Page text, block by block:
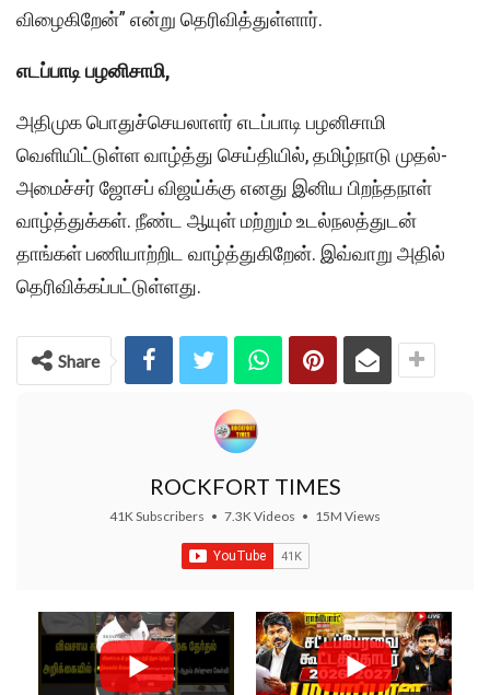
விழைகிறேன்” என்று தெரிவித்துள்ளார்.
எடப்பாடி பழனிசாமி,
அதிமுக பொதுச்செயலாளர் எடப்பாடி பழனிசாமி
வெளியிட்டுள்ள வாழ்த்து செய்தியில், தமிழ்நாடு முதல்-
அமைச்சர் ஜோசப் விஜய்க்கு எனது இனிய பிறந்தநாள்
வாழ்த்துக்கள். நீண்ட ஆயுள் மற்றும் உடல்நலத்துடன்
தாங்கள் பணியாற்றிட வாழ்த்துகிறேன். இவ்வாறு அதில்
தெரிவிக்கப்பட்டுள்ளது.
Share
ROCKFORT TIMES
41K Subscribers • 7.3K Videos • 15M Views